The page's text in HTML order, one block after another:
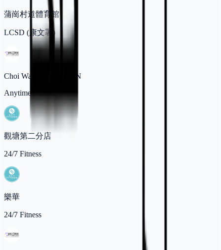
蒲崗村道體育館
LCSD (康文署)
Choi Wan, KOWLOON
Anytime Fitness
觀塘第二分店
24/7 Fitness
樂華
24/7 Fitness